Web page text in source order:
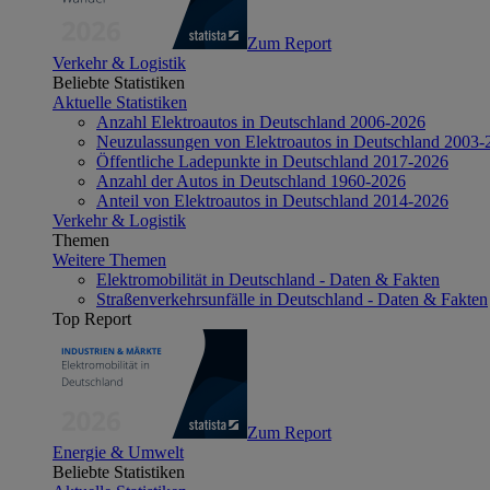
Zum Report
Verkehr & Logistik
Beliebte Statistiken
Aktuelle Statistiken
Anzahl Elektroautos in Deutschland 2006-2026
Neuzulassungen von Elektroautos in Deutschland 2003-
Öffentliche Ladepunkte in Deutschland 2017-2026
Anzahl der Autos in Deutschland 1960-2026
Anteil von Elektroautos in Deutschland 2014-2026
Verkehr & Logistik
Themen
Weitere Themen
Elektromobilität in Deutschland - Daten & Fakten
Straßenverkehrsunfälle in Deutschland - Daten & Fakten
Top Report
Zum Report
Energie & Umwelt
Beliebte Statistiken